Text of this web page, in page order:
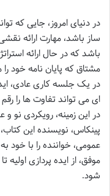
در دنیای امروز، جایی که
ساز باشد، مهارت ارائه
باشد که در حال ارائه
مشتاق که پایان نامه خود
در یک جلسه کاری عادی،
ای می تواند تفاوت ها را
در این زمینه، رویکردی نو
پینکاس، نویسنده این
عمومی، خواننده را با خود
موفق، از ایده پردازی
شود.